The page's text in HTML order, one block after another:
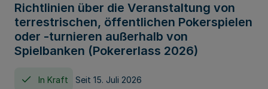
Richtlinien über die Veranstaltung von
terrestrischen, öffentlichen Pokerspielen
oder -turnieren außerhalb von
Spielbanken (Pokererlass 2026)
In Kraft Seit 15. Juli 2026